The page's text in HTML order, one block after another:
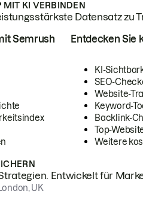
KI VERBINDEN
Datensatz zu
Semrush Entdecken Sie
KI-
SEO-
Website-
Keyword-
Backlink-
Top-
Weitere
Entwickelt für
UK